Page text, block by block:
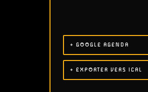
+ GOOGLE AGENDA
+ EXPORTER VERS ICAL